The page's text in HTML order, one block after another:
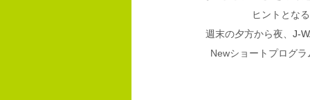
ヒントとな
週末の夕方から夜、 J-
Newショートプログ